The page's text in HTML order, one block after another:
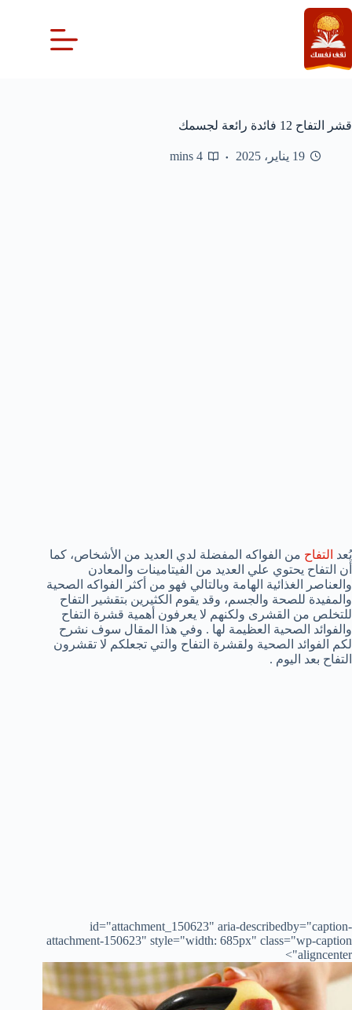
التجاوز
إلى
المحتوى
قشر التفاح 12 فائدة رائعة لجسمك
19 يناير، 2025 4 mins
يُعد التفاح من الفواكه المفضلة لدي العديد من الأشخاص، كما
أن التفاح يحتوي علي العديد من الفيتامينات والمعادن
والعناصر الغذائية الهامة وبالتالي فهو من أكثر الفواكه الصحية
والمفيدة للصحة والجسم، وقد يقوم الكثيرين بتقشير التفاح
للتخلص من القشرى ولكنهم لا يعرفون أهمية قشرة التفاح
والفوائد الصحية العظيمة لها . وفي هذا المقال سوف نشرح
لكم الفوائد الصحية ولقشرة التفاح والتي تجعلكم لا تقشرون
التفاح بعد اليوم .
id="attachment_150623" aria-describedby="caption-
attachment-150623" style="width: 685px" class="wp-caption
aligncenter">